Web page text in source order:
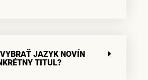
JAZYK NOVÍN
TITUL?